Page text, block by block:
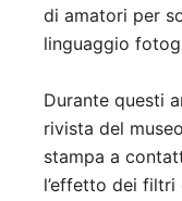
di amatori per
linguaggio
Durante questi
rivista del
stampa a
l’effetto dei